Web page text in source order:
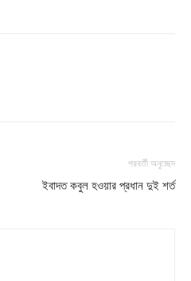
পরবর্তী অনুচ্ছেদ
ইবাদত কবুল হওয়ার প্রধান দুই শর্ত